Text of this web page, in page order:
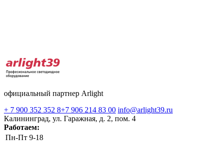
официальный партнер Arlight
+ 7 900 352 352 8+7 906 214 83 00 info@arlight39.ru
Калининград, ул. Гаражная, д. 2, пом. 4
Работаем:
Пн-Пт 9-18